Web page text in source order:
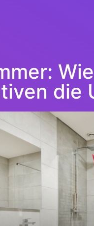
die